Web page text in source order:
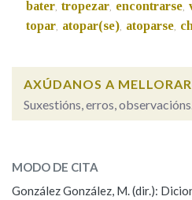
bater, tropezar, encontrarse,
topar, atopar(se), atoparse,
AXÚDANOS A MELLORAR
Suxestións, erros,
ESCOLLE UNHA OPCIÓN:
MODO DE CITA
González González, M. (dir.):